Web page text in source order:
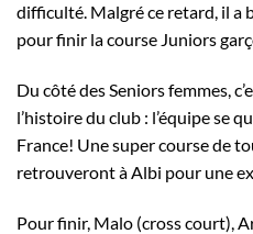
difficulté. Malgré ce retard, il a
pour finir la course Juniors
Du côté des Seniors femmes,
l’histoire du club : l’équipe se
France! Une super course de
retrouveront à Albi pour une
Pour finir, Malo (cross court),